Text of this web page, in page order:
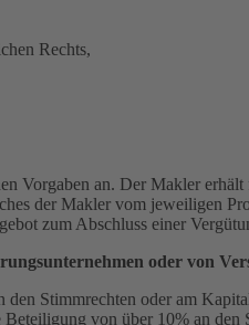
Rechts,
Vorgaben an. Der Makler
der Makler vom jeweiligen
zum Abschluss einer
oder von
Stimmrechten oder am
von über 10% an